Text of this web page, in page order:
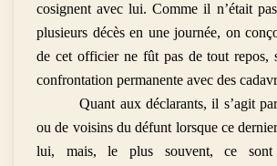
cosignent avec lui. Comme il n’était
plusieurs décès en une journée, on
de cet officier ne fût pas de tout repos,
confrontation permanente avec des
Quant aux déclarants, il s’agit
ou de voisins du défunt lorsque ce
lui, mais, le plus souvent, ce sont